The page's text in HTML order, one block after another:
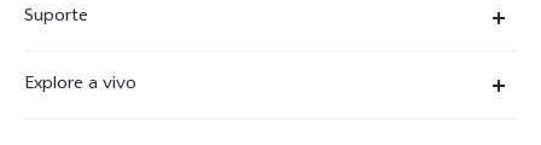
X300Pro
Suporte
Explore a vivo